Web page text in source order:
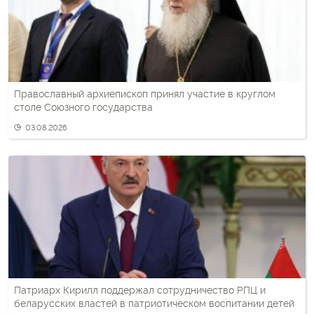
Православный архиепископ принял участие в круглом
столе Союзного государства
03.08.2026
Патриарх Кирилл поддержал сотрудничество РПЦ и
беларусских властей в патриотическом воспитании детей